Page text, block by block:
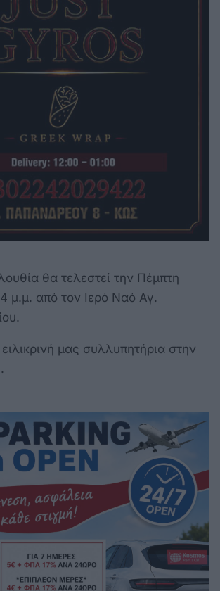
θα τελεστεί την Πέμπτη
μ.μ. από τον Ιερό Ναό Αγ.
μας συλλυπητήρια στην